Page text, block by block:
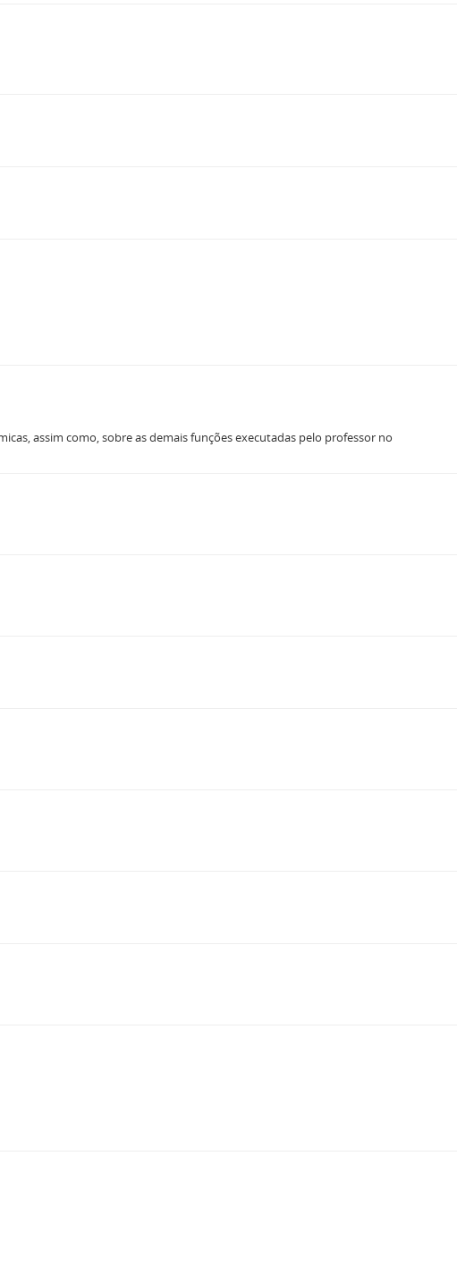
assim como, sobre as demais funções executadas pelo professor no